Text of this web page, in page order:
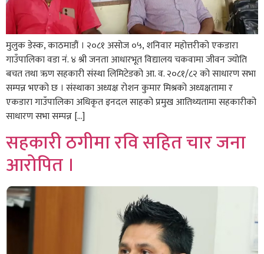
मुलुक डेस्क, काठमाडौं । २०८१ असोज ०५, शनिवार महोत्तरीको एकडारा
गाउँपालिका वडा नं. ४ श्री जनता आधारभूत विद्यालय चकवामा जीवन ज्योति
बचत तथा ऋण सहकारी संस्था लिमिटेडको आ. व. २०८१/८२ को साधारण सभा
सम्पन्न भएको छ । संस्थाका अध्यक्ष रोशन कुमार मिश्रको अध्यक्षतामा र
एकडारा गाउँपालिका अधिकृत इनदल साहको प्रमुख आतिथ्यतामा सहकारीको
साधारण सभा सम्पन्न […]
सहकारी ठगीमा रवि सहित चार जना
आरोपित ।